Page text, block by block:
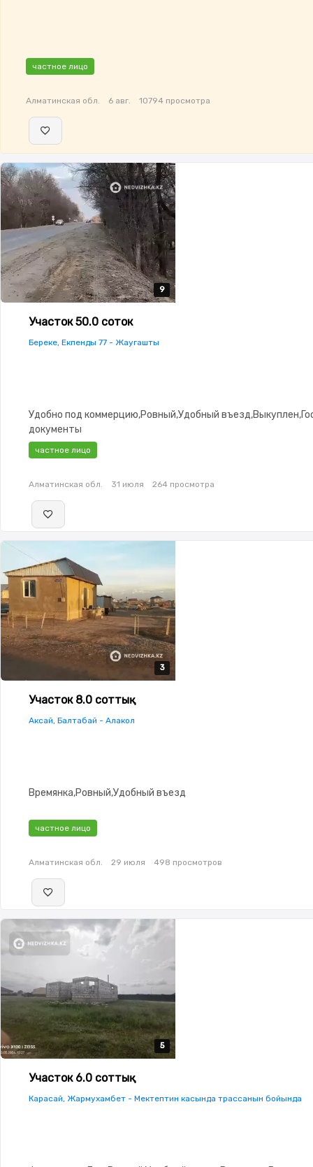
частное лицо
Алматинская обл. 6 авг. 10794 просмотра
9
9
9
9
9
Участок 50.0 соток
Береке, Екпенды 77 - Жаугашты
Удобно под коммерцию,Ровный,Удобный
документы
частное лицо
Алматинская обл. 31 июля 264 просмотра
3
3
3
Участок 8.0 соттық
Аксай, Балтабай - Алакол
Времянка,Ровный,Удобный въезд
частное лицо
Алматинская обл. 29 июля 498 просмотров
5
5
5
5
5
Участок 6.0 соттық
Карасай, Жармухамбет - Мектептин касында трассанын бойында